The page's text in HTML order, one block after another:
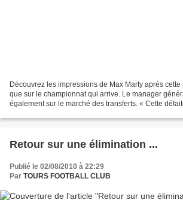
Découvrez les impressions de Max Marty après
que sur le championnat qui arrive. Le manager
également sur le marché des transferts. « Cette
Retour sur une élimination ...
Publié le 02/08/2010 à 22:29
Par TOURS FOOTBALL CLUB